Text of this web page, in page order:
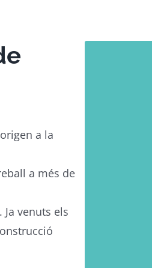
a la
a més de
venuts els